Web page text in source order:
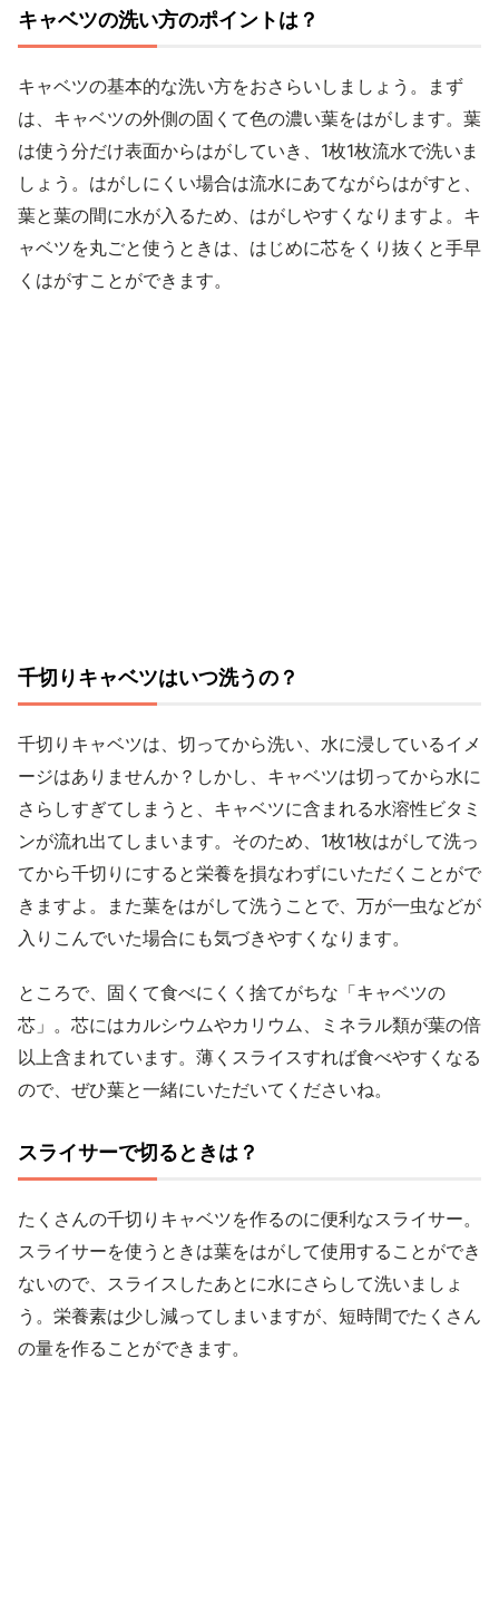
キャベツの洗い方のポイントは？
キャベツの基本的な洗い方をおさらいしましょう。まず
は、キャベツの外側の固くて色の濃い葉をはがします。葉
は使う分だけ表面からはがしていき、1枚1枚流水で洗いま
しょう。はがしにくい場合は流水にあてながらはがすと、
葉と葉の間に水が入るため、はがしやすくなりますよ。キ
ャベツを丸ごと使うときは、はじめに芯をくり抜くと手早
くはがすことができます。
千切りキャベツはいつ洗うの？
千切りキャベツは、切ってから洗い、水に浸しているイメ
ージはありませんか？しかし、キャベツは切ってから水に
さらしすぎてしまうと、キャベツに含まれる水溶性ビタミ
ンが流れ出てしまいます。そのため、1枚1枚はがして洗っ
てから千切りにすると栄養を損なわずにいただくことがで
きますよ。また葉をはがして洗うことで、万が一虫などが
入りこんでいた場合にも気づきやすくなります。
ところで、固くて食べにくく捨てがちな「キャベツの
芯」。芯にはカルシウムやカリウム、ミネラル類が葉の倍
以上含まれています。薄くスライスすれば食べやすくなる
ので、ぜひ葉と一緒にいただいてくださいね。
スライサーで切るときは？
たくさんの千切りキャベツを作るのに便利なスライサー。
スライサーを使うときは葉をはがして使用することができ
ないので、スライスしたあとに水にさらして洗いましょ
う。栄養素は少し減ってしまいますが、短時間でたくさん
の量を作ることができます。